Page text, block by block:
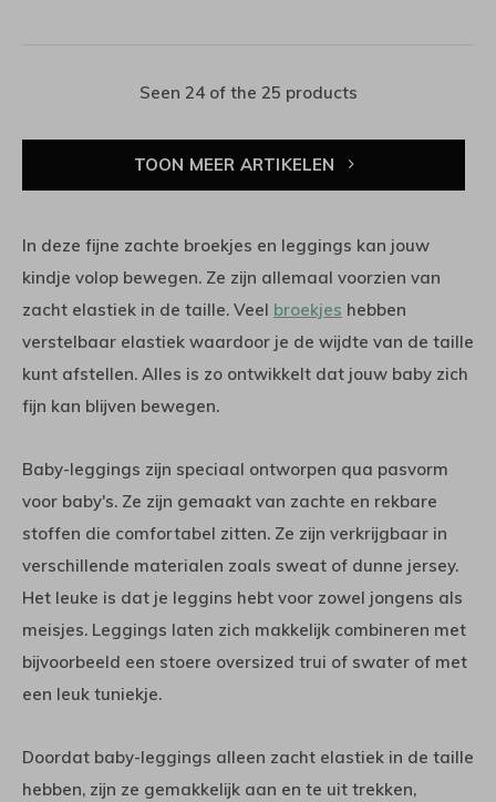
Seen 24 of the 25 products
TOON MEER ARTIKELEN
In deze fijne zachte broekjes en leggings kan jouw
kindje volop bewegen. Ze zijn allemaal voorzien van
zacht elastiek in de taille. Veel broekjes hebben
verstelbaar elastiek waardoor je de wijdte van de taille
kunt afstellen. Alles is zo ontwikkelt dat jouw baby zich
fijn kan blijven bewegen.
Baby-leggings zijn speciaal ontworpen qua pasvorm
voor baby's. Ze zijn gemaakt van zachte en rekbare
stoffen die comfortabel zitten. Ze zijn verkrijgbaar in
verschillende materialen zoals sweat of dunne jersey.
Het leuke is dat je leggins hebt voor zowel jongens als
meisjes. Leggings laten zich makkelijk combineren met
bijvoorbeeld een stoere oversized trui of swater of met
een leuk tuniekje.
Doordat baby-leggings alleen zacht elastiek in de taille
hebben, zijn ze gemakkelijk aan en te uit trekken,